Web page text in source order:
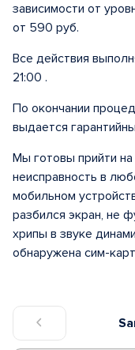
зависимости от
от 590 руб.
Все действия
21:00 .
По окончании
выдается
Мы готовы прийти
неисправность в
мобильном
разбился экран, не
хрипы в звуке
обнаружена сим-